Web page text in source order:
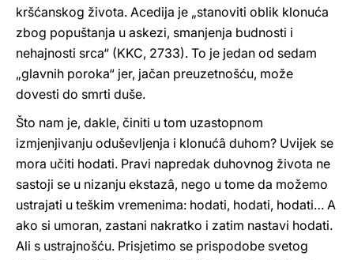
kršćanskog života. Acedija je „stanoviti oblik klonuća
zbog popuštanja u askezi, smanjenja budnosti i
nehajnosti srca“ (KKC, 2733). To je jedan od sedam
„glavnih poroka“ jer, jačan preuzetnošću, može
dovesti do smrti duše.
Što nam je, dakle, činiti u tom uzastopnom
izmjenjivanju oduševljenja i klonućâ duhom? Uvijek se
mora učiti hodati. Pravi napredak duhovnog života ne
sastoji se u nizanju ekstazâ, nego u tome da možemo
ustrajati u teškim vremenima: hodati, hodati, hodati… A
ako si umoran, zastani nakratko i zatim nastavi hodati.
Ali s ustrajnošću. Prisjetimo se prispodobe svetog